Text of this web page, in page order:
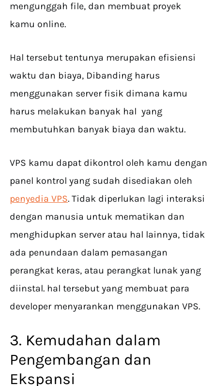
mengunggah file, dan membuat proyek
kamu online.
Hal tersebut tentunya merupakan efisiensi
waktu dan biaya, Dibanding harus
menggunakan server fisik dimana kamu
harus melakukan banyak hal yang
membutuhkan banyak biaya dan waktu.
VPS kamu dapat dikontrol oleh kamu dengan
panel kontrol yang sudah disediakan oleh
penyedia VPS. Tidak diperlukan lagi interaksi
dengan manusia untuk mematikan dan
menghidupkan server atau hal lainnya, tidak
ada penundaan dalam pemasangan
perangkat keras, atau perangkat lunak yang
diinstal. hal tersebut yang membuat para
developer menyarankan menggunakan VPS.
3. Kemudahan dalam
Pengembangan dan
Ekspansi